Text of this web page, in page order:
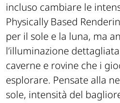
incluso cambiare le
Physically Based
per il sole e la luna, ma
l’illuminazione
caverne e rovine che i
esplorare. Pensate alla
sole, intensità del